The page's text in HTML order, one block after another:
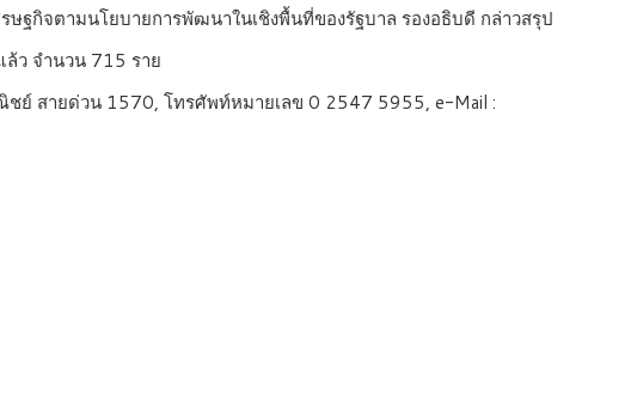
ษฐกิจตามนโยบายการพัฒนาในเชิงพื้นที่ของรัฐบาล รองอธิบดี กล่าวสรุป
ว จำนวน 715 ราย
ชย์ สายด่วน 1570, โทรศัพท์หมายเลข 0 2547 5955, e-Mail :